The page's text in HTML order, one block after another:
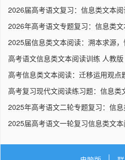
2026届高考语文复习：信息类文本
2026年高考语文专题复习：信息类
2025届信息类文本阅读：溯本求源
高考语文信息类文本阅读训练 人教版
高考信息类文本阅读：迁移运用观
高考复习现代文阅读练习题：信息类
2025年高考语文二轮专题复习：信
2025届高考语文一轮复习信息类文